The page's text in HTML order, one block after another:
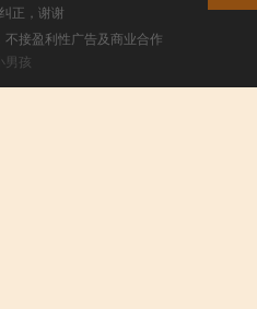
正，谢谢
接盈利性广告及商业合作
男孩